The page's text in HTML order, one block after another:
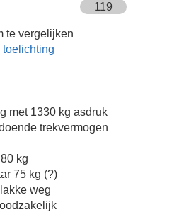
119
te vergelijken
toelichting
met 1330 kg asdruk
trekvermogen
kg
75 kg (?)
weg